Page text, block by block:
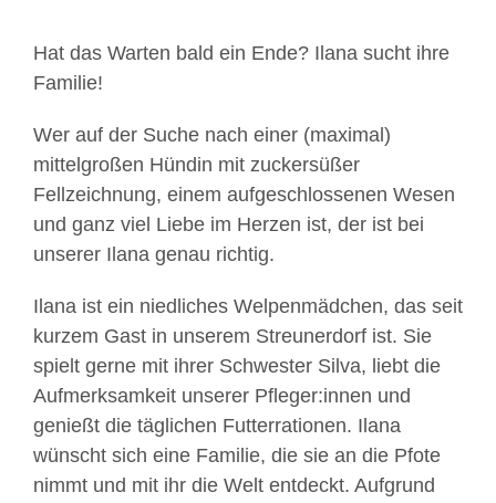
Hat das Warten bald ein Ende? Ilana sucht ihre
Familie!
Wer auf der Suche nach einer (maximal)
mittelgroßen Hündin mit zuckersüßer
Fellzeichnung, einem aufgeschlossenen Wesen
und ganz viel Liebe im Herzen ist, der ist bei
unserer Ilana genau richtig.
Ilana ist ein niedliches Welpenmädchen, das seit
kurzem Gast in unserem Streunerdorf ist. Sie
spielt gerne mit ihrer Schwester Silva, liebt die
Aufmerksamkeit unserer Pfleger:innen und
genießt die täglichen Futterrationen. Ilana
wünscht sich eine Familie, die sie an die Pfote
nimmt und mit ihr die Welt entdeckt. Aufgrund